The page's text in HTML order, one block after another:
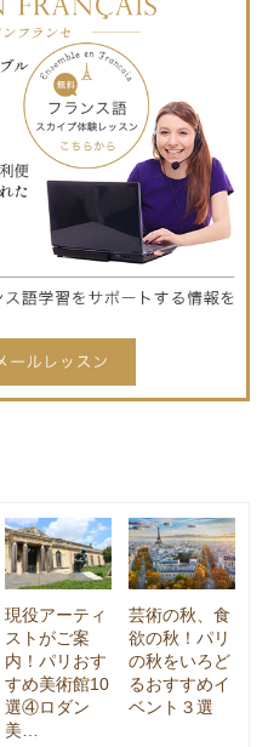
現役アーティ
ストがご案
内！パリおす
すめ美術館10
選④ロダン
美…
芸術の秋、食
欲の秋！パリ
の秋をいろど
るおすすめイ
ベント３選